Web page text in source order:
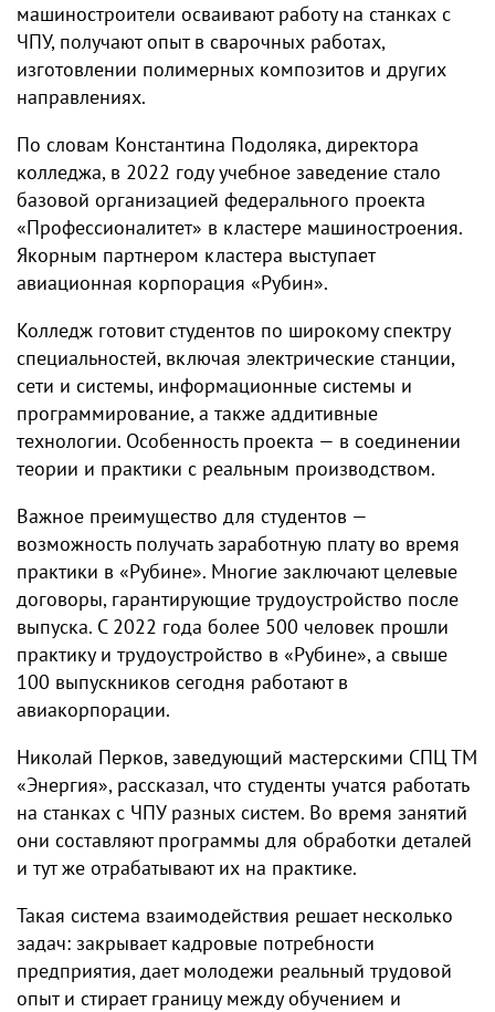
машиностроители осваивают работу на станках с
ЧПУ, получают опыт в сварочных работах,
изготовлении полимерных композитов и других
направлениях.
По словам Константина Подоляка, директора
колледжа, в 2022 году учебное заведение стало
базовой организацией федерального проекта
«Профессионалитет» в кластере машиностроения.
Якорным партнером кластера выступает
авиационная корпорация «Рубин».
Колледж готовит студентов по широкому спектру
специальностей, включая электрические станции,
сети и системы, информационные системы и
программирование, а также аддитивные
технологии. Особенность проекта — в соединении
теории и практики с реальным производством.
Важное преимущество для студентов —
возможность получать заработную плату во время
практики в «Рубине». Многие заключают целевые
договоры, гарантирующие трудоустройство после
выпуска. С 2022 года более 500 человек прошли
практику и трудоустройство в «Рубине», а свыше
100 выпускников сегодня работают в
авиакорпорации.
Николай Перков, заведующий мастерскими СПЦ ТМ
«Энергия», рассказал, что студенты учатся работать
на станках с ЧПУ разных систем. Во время занятий
они составляют программы для обработки деталей
и тут же отрабатывают их на практике.
Такая система взаимодействия решает несколько
задач: закрывает кадровые потребности
предприятия, дает молодежи реальный трудовой
опыт и стирает границу между обучением и